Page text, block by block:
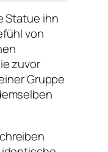
Statue ihn
von
zuvor
Gruppe